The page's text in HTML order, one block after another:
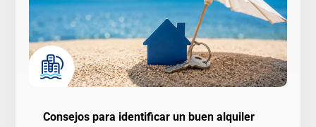
Consejos para identificar un buen alquiler